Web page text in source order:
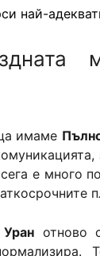
най-
имаме
е много
Уран отново